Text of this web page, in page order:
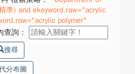
準) and ekeyword.raw="acrylic
polymer"
查詢：
搜尋
分布圖